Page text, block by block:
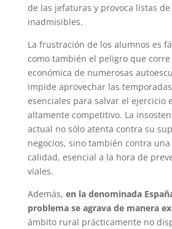
de las jefaturas y provoca listas de
inadmisibles.
La frustración de los alumnos es
como también el peligro que
económica de numerosas
impide aprovechar las
esenciales para salvar el ejercicio
altamente competitivo. La
actual no sólo atenta contra su
negocios, sino también contra
calidad, esencial a la hora de
viales.
Además, en la denominada
problema se agrava de manera
ámbito rural prácticamente no